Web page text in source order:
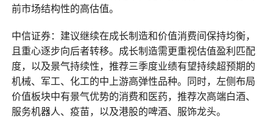
前市场结构性的高估值。
中信证券：建议继续在成长制造和价值消费间保持均衡，
且重心逐步向后者转移。成长制造需更重视估值盈利匹配
度，以及景气持续性，推荐三季度业绩有望持续超预期的
机械、军工、化工的中上游高弹性品种。同时，左侧布局
价值板块中有景气优势的消费和医药，推荐次高端白酒、
服务机器人、疫苗，以及港股的啤酒、服饰龙头。